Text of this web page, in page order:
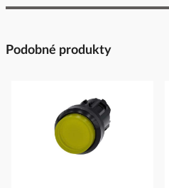
Podobné produkty